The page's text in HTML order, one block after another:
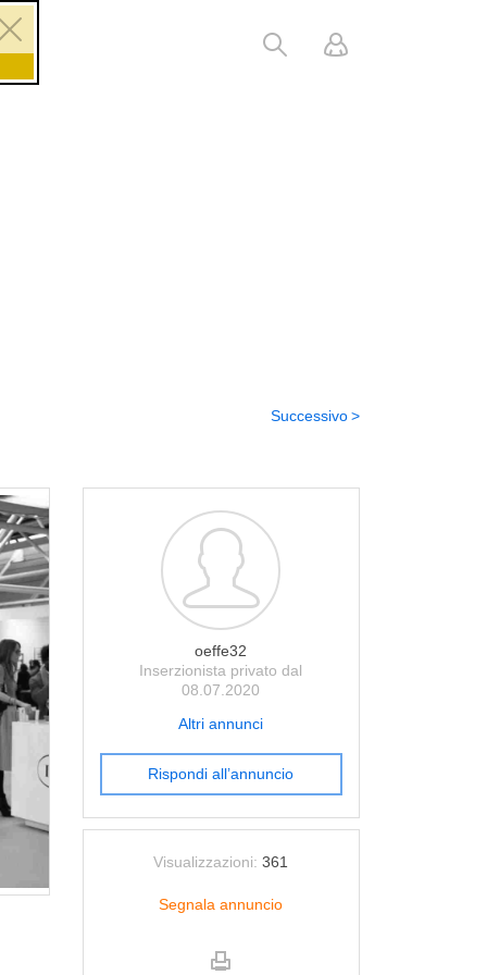
Successivo
oeffe32
Inserzionista privato dal
08.07.2020
Altri annunci
Rispondi all’annuncio
Visualizzazioni: 361
Segnala annuncio